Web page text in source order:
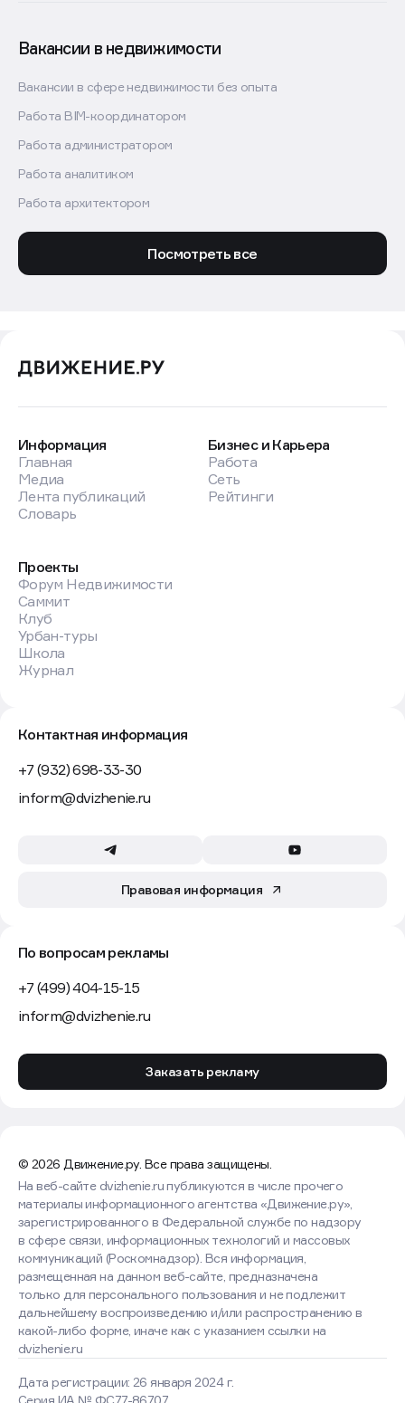
Вакансии в недвижимости
Вакансии в сфере недвижимости без опыта
Работа BIM-координатором
Работа администратором
Работа аналитиком
Работа архитектором
Посмотреть все
Информация
Главная
Медиа
Лента публикаций
Словарь
Бизнес и Карьера
Работа
Сеть
Рейтинги
Проекты
Форум Недвижимости
Саммит
Клуб
Урбан-туры
Школа
Журнал
Контактная информация
+7 (932) 698-33-30
inform@dvizhenie.ru
Правовая информация
По вопросам рекламы
+7 (499) 404-15-15
inform@dvizhenie.ru
Заказать рекламу
© 2026 Движение.ру. Все права защищены.
Дата регистрации: 26 января 2024 г.
Серия ИА № ФС77-86707
На веб-сайте dvizhenie.ru публикуются в числе прочего
материалы информационного агентства «Движение.ру»,
зарегистрированного в Федеральной службе по надзору
в сфере связи, информационных технологий и массовых
коммуникаций (Роскомнадзор). Вся информация,
размещенная на данном веб-сайте, предназначена
только для персонального пользования и не подлежит
дальнейшему воспроизведению и/или распространению в
какой-либо форме, иначе как с указанием ссылки на
dvizhenie.ru